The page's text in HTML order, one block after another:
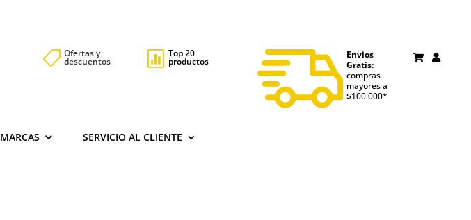
 Ofertas y
descuentos  Top 20
productos
Envios
Gratis:
compras
mayores a
$100.000*
MARCAS SERVICIO AL CLIENTE